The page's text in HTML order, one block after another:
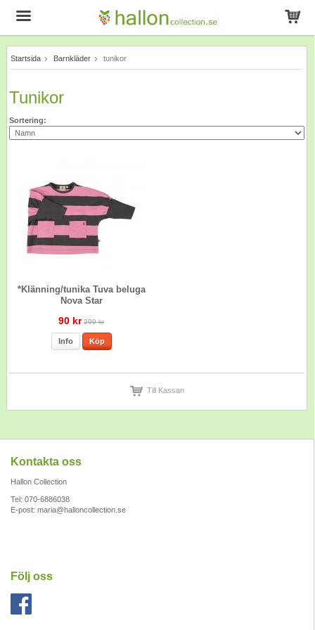
Produkten har blivit tillagd i varukorgen
Startsida Barnkläder tunikor
Tunikor
Sortering:
*Klänning/tunika Tuva beluga
Nova Star
90 kr 299 kr
Info Köp
Till Kassan
Kontakta oss
Hallon Collection
Tel: 070-6886038
E-post: maria@halloncollection.se
Följ oss